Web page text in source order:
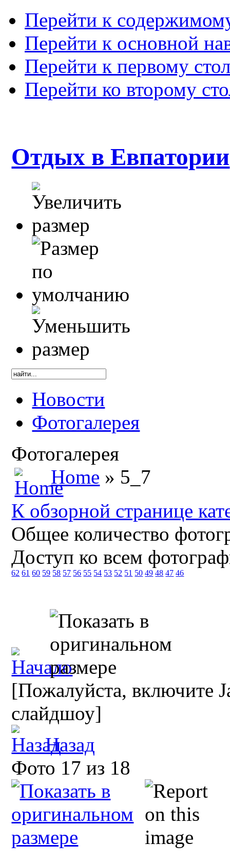
Перейти к
Перейти к основной
Перейти к первому
Перейти ко второму
Отдых в Евпатории
Новости
Фотогалерея
Фотогалерея
Home » 5_7
К обзорной странице
Общее количество
Доступ ко всем
62 61 60 59 58 57 56 55 54 53 52 51 50 49 48 47 46
[Пожалуйста, включите
слайдшоу]
Назад
Фото 17 из 18